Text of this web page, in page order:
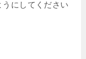
にしてください